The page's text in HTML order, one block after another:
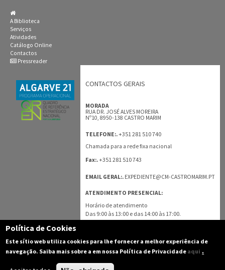
A Biblioteca
Serviços
Atividades
Catálogo Online
Contactos
Pressreader
CONTACTOS GERAIS
MORADA
RUA DR. JOSÉ ALVES MOREIRA
Nº10, 8950-138 CASTRO MARIM
TELEFONE:.+351 281 510 740
Chamada para a rede fixa nacional
Fax:.+351 281 510 743
EMAIL GERAL:. EXPEDIENTE@CM-CASTROMARIM.PT
ATENDIMENTO PRESENCIAL:
Horário de atendimento
Das 9:00 às 13:00 e das 14:00 às 17:00.
Política de Cookies
Este sítio web utiliza cookies para lhe fornecer a melhor experiência de
navegação. Saiba mais sobre a em nossa Política de Privacidade aqui .